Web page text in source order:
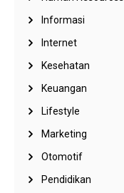
Informasi
Internet
Kesehatan
Keuangan
Lifestyle
Marketing
Otomotif
Pendidikan